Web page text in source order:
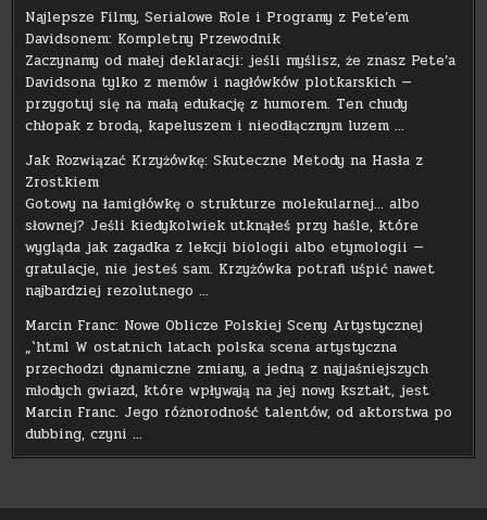
Najlepsze Filmy, Serialowe Role i Programy z Pete’em
Davidsonem: Kompletny Przewodnik
Zaczynamy od małej deklaracji: jeśli myślisz, że znasz Pete’a
Davidsona tylko z memów i nagłówków plotkarskich —
przygotuj się na małą edukację z humorem. Ten chudy
chłopak z brodą, kapeluszem i nieodłącznym luzem …
Jak Rozwiązać Krzyżówkę: Skuteczne Metody na Hasła z
Zrostkiem
Gotowy na łamigłówkę o strukturze molekularnej… albo
słownej? Jeśli kiedykolwiek utknąłeś przy haśle, które
wygląda jak zagadka z lekcji biologii albo etymologii —
gratulacje, nie jesteś sam. Krzyżówka potrafi uśpić nawet
najbardziej rezolutnego …
Marcin Franc: Nowe Oblicze Polskiej Sceny Artystycznej
„`html W ostatnich latach polska scena artystyczna
przechodzi dynamiczne zmiany, a jedną z najjaśniejszych
młodych gwiazd, które wpływają na jej nowy kształt, jest
Marcin Franc. Jego różnorodność talentów, od aktorstwa po
dubbing, czyni …